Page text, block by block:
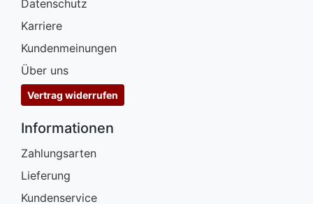
Datenschutz
Karriere
Kundenmeinungen
Über uns
Vertrag widerrufen
Informationen
Zahlungsarten
Lieferung
Kundenservice